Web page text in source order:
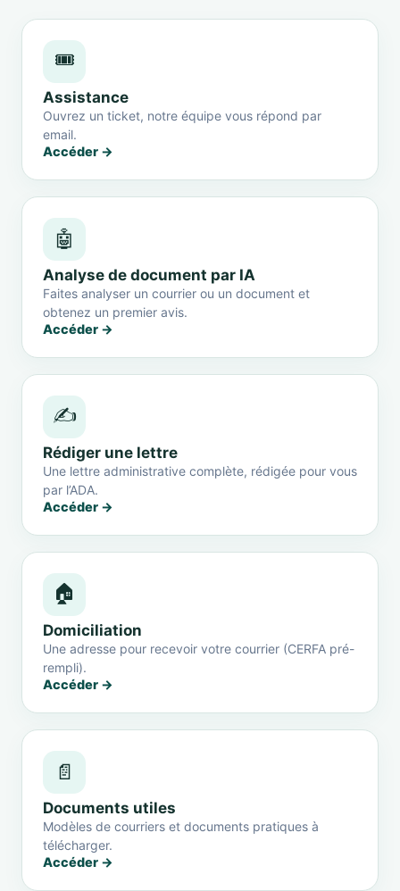
🎟️
Assistance
Ouvrez un ticket, notre équipe vous répond par
email.
Accéder →
🤖
Analyse de document par IA
Faites analyser un courrier ou un document et
obtenez un premier avis.
Accéder →
✍️
Rédiger une lettre
Une lettre administrative complète, rédigée pour vous
par l’ADA.
Accéder →
🏠
Domiciliation
Une adresse pour recevoir votre courrier (CERFA pré-
rempli).
Accéder →
📄
Documents utiles
Modèles de courriers et documents pratiques à
télécharger.
Accéder →